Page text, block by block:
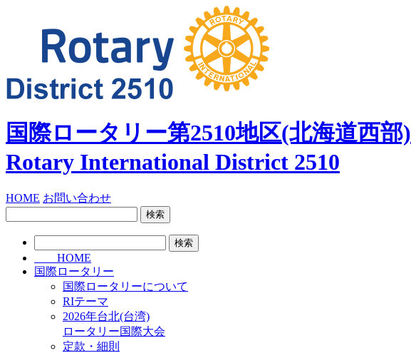
国際ロータリー第2510地区(北海道西部)
Rotary International District 2510
HOME お問い合わせ
HOME
国際ロータリー
国際ロータリーについて
RIテーマ
2026年台北(台湾)
ロータリー国際大会
定款・細則